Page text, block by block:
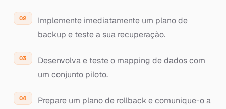
Implemente imediatamente um plano de
backup e teste a sua recuperação.
Desenvolva e teste o mapping de dados com
um conjunto piloto.
Prepare um plano de rollback e comunique-o a